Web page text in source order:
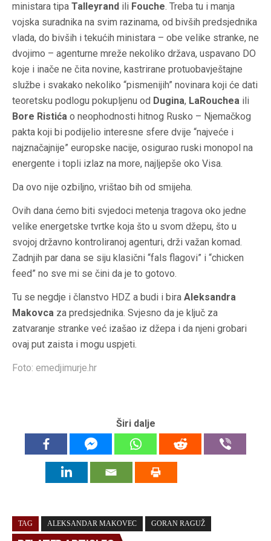
ministara tipa Talleyrand ili Fouche. Treba tu i manja
vojska suradnika na svim razinama, od bivših predsjednika
vlada, do bivših i tekućih ministara – obe velike stranke, ne
dvojimo – agenturne mreže nekoliko država, uspavano DO
koje i inače ne čita novine, kastrirane protuobavještajne
službe i svakako nekoliko “pismenijih” novinara koji će dati
teoretsku podlogu pokupljenu od Dugina, LaRouchea ili
Bore Ristića o neophodnosti hitnog Rusko – Njemačkog
pakta koji bi podijelio interesne sfere dvije “najveće i
najznačajnije” europske nacije, osigurao ruski monopol na
energente i topli izlaz na more, najljepše oko Visa.
Da ovo nije ozbiljno, vrištao bih od smijeha.
Ovih dana ćemo biti svjedoci metenja tragova oko jedne
velike energetske tvrtke koja što u svom džepu, što u
svojoj državno kontroliranoj agenturi, drži važan komad.
Zadnjih par dana se siju klasični “fals flagovi” i “chicken
feed” no sve mi se čini da je to gotovo.
Tu se negdje i članstvo HDZ a budi i bira Aleksandra
Makovca za predsjednika. Svjesno da je ključ za
zatvaranje stranke već izašao iz džepa i da njeni grobari
ovaj put zaista i mogu uspjeti.
Foto: emedjimurje.hr
Širi dalje
TAG ALEKSANDAR MAKOVEC GORAN RAGUŽ